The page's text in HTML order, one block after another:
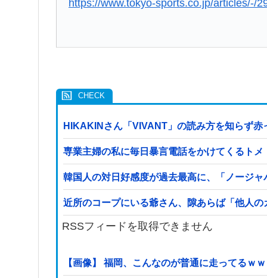
https://www.tokyo-sports.co.jp/articles/-/
HIKAKINさん「VIVANT」の読み方を知らず赤
専業主婦の私に毎日暴言電話をかけてくるト
韓国人の対日好感度が過去最高に、「ノージ
近所のコープにいる爺さん、隙あらば「他人
RSSフィードを取得できません
【画像】 福岡、こんなのが普通に走ってるｗ